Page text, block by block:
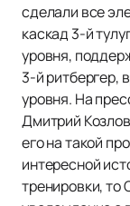
сделали все
каскад 3-й
уровня,
3-й ритбергер,
уровня. На
Дмитрий
его на такой
интересной
тренировки,